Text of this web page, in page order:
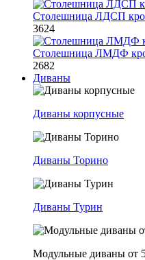
Столешница ЛДСП
3624
Столешница ЛМДФ
2682
Диваны
Диваны корпусные
Диваны Торино
Диваны Турин
Модульные диваны от